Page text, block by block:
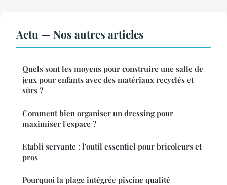
Actu — Nos autres articles
Quels sont les moyens pour construire une salle de
jeux pour enfants avec des matériaux recyclés et
sûrs ?
Comment bien organiser un dressing pour
maximiser l'espace ?
Etabli servante : l'outil essentiel pour bricoleurs et
pros
Pourquoi la plage intégrée piscine qualité